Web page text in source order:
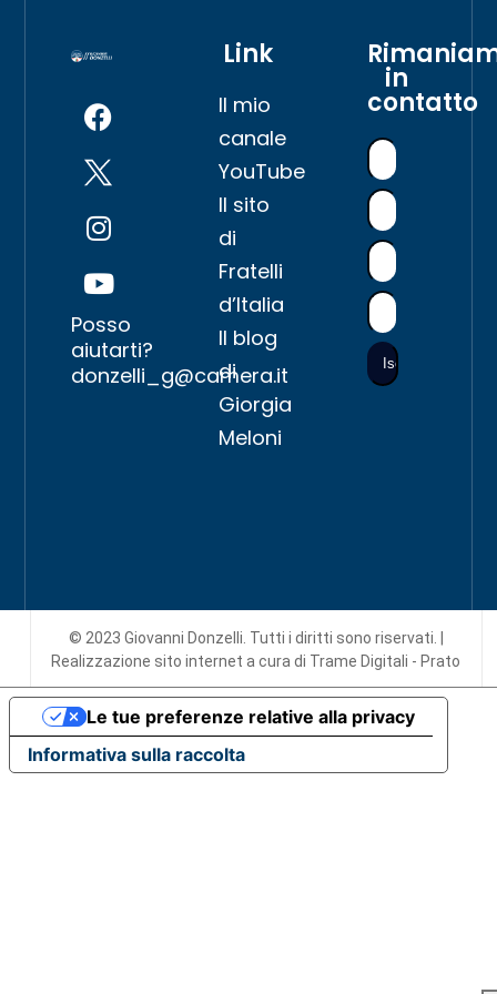
Posso
aiutarti?
donzelli_g@camera.it
Link
Il mio
canale
YouTube
Il sito
di
Fratelli
d’Italia
Il blog
di
Giorgia
Meloni
in
contatto
© 2023 Giovanni Donzelli. Tutti i diritti sono riservati. |
Realizzazione sito interneta cura di Trame Digitali - Prato
Informativa sulla raccolta
Le tue preferenze relative alla privacy